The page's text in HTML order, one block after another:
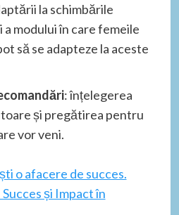
la schimbările
modului în care femeile
să se adapteze la aceste
: înțelegerea
și pregătirea pentru
vor veni.
o afacere de succes.
și Impact în